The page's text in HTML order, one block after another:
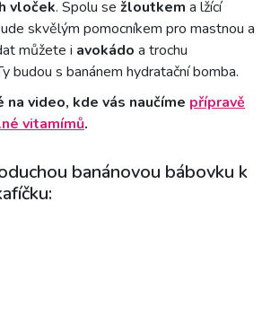
vloček. Spolu se žloutkem a lžící
skvělým pomocníkem pro mastnou a
můžete i avokádo a trochu
budou s banánem hydratační bomba.
video, kde vás naučíme přípravě
vitamímů.
banánovou bábovku k